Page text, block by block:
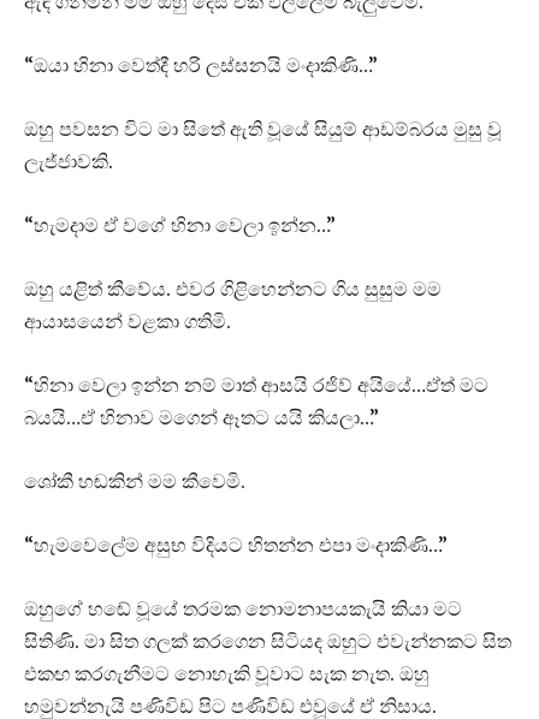
“ඔයා හිනා වෙත්දී හරි ලස්සනයි මංදාකිණි…”
ඔහු පවසන විට මා සිතේ ඇති වූයේ සියුම් ආඩම්බරය මුසු වූ
ලැජ්ජාවකි.
“හැමදාම ඒ වගේ හිනා වෙලා ඉන්න…”
ඔහු යළිත් කීවේය. එවර ගිළිහෙන්නට ගිය සුසුම මම
ආයාසයෙන් වළකා ගතිමි.
“හිනා වෙලා ඉන්න නම් මාත් ආසයි රජිව් අයියේ…ඒත් මට
බයයි…ඒ හිනාව මගෙන් ඈතට යයි කියලා…”
ශෝකී හඬකින් මම කීවෙමි.
“හැමවෙලේම අසුභ විදියට හිතන්න එපා මංදාකිණි…”
ඔහුගේ හඬේ වූයේ තරමක නොමනාපයකැයි කියා මට
සිතිණි. මා සිත ගලක් කරගෙන සිටියද ඔහුට එවැන්නකට සිත
එකඟ කරගැනීමට නොහැකි වූවාට සැක නැත. ඔහු
හමුවන්නැයි පණිවිඩ පිට පණිවිඩ එවූයේ ඒ නිසාය.